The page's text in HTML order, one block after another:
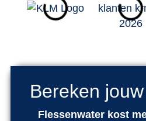
Bereken
Flessenwater kost